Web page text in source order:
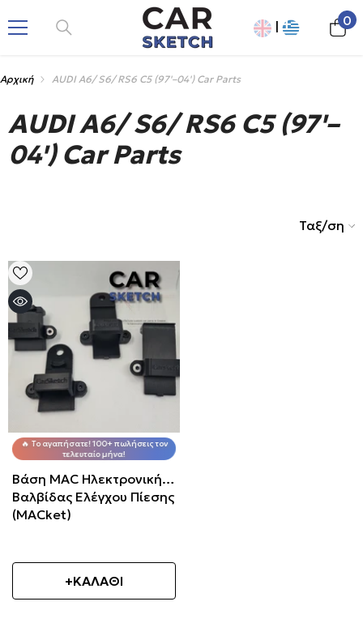
ΠΑΡΆΛΕΙΨΗ
| 00
Αρχική AUDI A6/ S6/ RS6 C5 (97'–04') Car Parts
AUDI A6/ S6/ RS6 C5 (97'–
04') Car Parts
Ταξ/ση
🔥 Το αγαπήσατε! 100+ πωλήσεις τον
τελευταίο μήνα!
Βάση MAC Ηλεκτρονικής
Βαλβίδας Ελέγχου Πίεσης
(MACket)
+ΚΑΛΑΘΙ